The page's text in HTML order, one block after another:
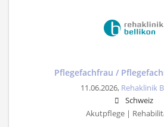
Pflegefachfrau /
11.06.2026, Rehaklinik
Schweiz
Akutpflege |